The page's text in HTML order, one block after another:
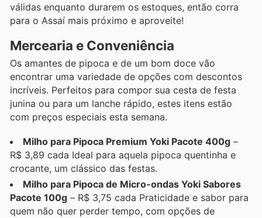
válidas enquanto durarem os estoques, então corra
para o Assaí mais próximo e aproveite!
Mercearia e Conveniência
Os amantes de pipoca e de um bom doce vão
encontrar uma variedade de opções com descontos
incríveis. Perfeitos para compor sua cesta de festa
junina ou para um lanche rápido, estes itens estão
com preços especiais esta semana.
Milho para Pipoca Premium Yoki Pacote 400g –
R$ 3,89 cada Ideal para aquela pipoca quentinha e
crocante, um clássico das festas.
Milho para Pipoca de Micro-ondas Yoki Sabores
Pacote 100g – R$ 3,75 cada Praticidade e sabor para
quem não quer perder tempo, com opções de